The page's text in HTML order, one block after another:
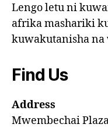
Lengo letu ni
afrika mashariki
kuwakutanisha na
Find Us
Address
Mwembechai